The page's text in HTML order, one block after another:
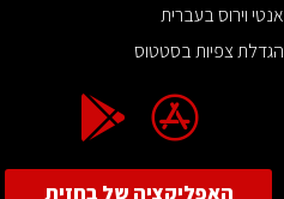
אנטי וירוס בעברית
הגדלת צפיות בסטטוס
האפליקציה של בחזית